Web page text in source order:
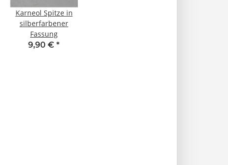
Karneol Spitze in
silberfarbener
Fassung
9,90 € *